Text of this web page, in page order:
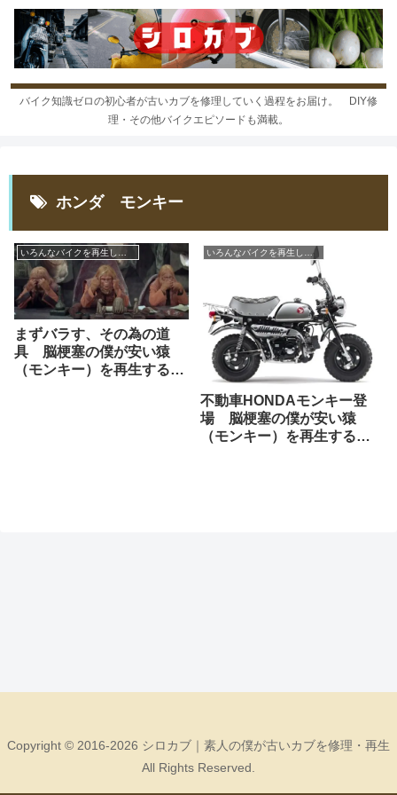
バイク知識ゼロの初心者が古いカブを修理していく過程をお届け。 DIY修
理・その他バイクエピソードも満載。
ホンダ モンキー
いろんなバイクを再生しよう
まずバラす、その為の道
具 脳梗塞の僕が安い猿
（モンキー）を再生する
いろんなバイクを再生しよう
不動車HONDAモンキー登
場 脳梗塞の僕が安い猿
（モンキー）を再生する
Copyright © 2016-2026 シロカブ｜素人の僕が古いカブを修理・再生
All Rights Reserved.